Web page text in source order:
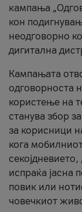
кампања
кон
неодговорно
дигитална
Кампањата
одговорноста
користење на
станува збор
за корисници
кога
испраќа јасна
повик или
човечкиот